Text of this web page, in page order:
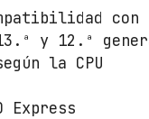
y 12.ª
la CPU
Express